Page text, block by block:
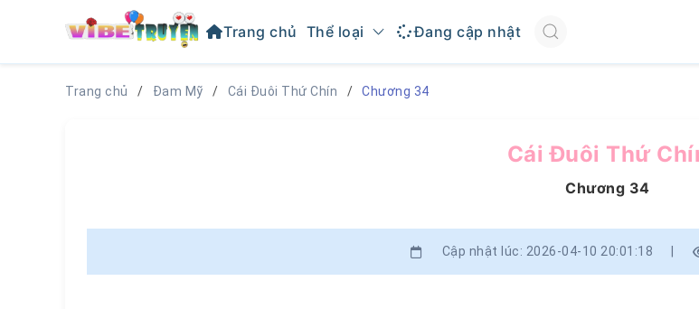
Trang chủ Thể loại Đang cập nhật
Trang chủ Đam Mỹ Cái Đuôi Thứ Chín Chương 34
Cái Đuôi Thứ
Chương 34
Cập nhật lúc: 2026-04-10 20:01:18